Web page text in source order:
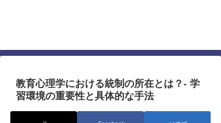
教育心理学における統制の所在とは？- 学
習環境の重要性と具体的な手法